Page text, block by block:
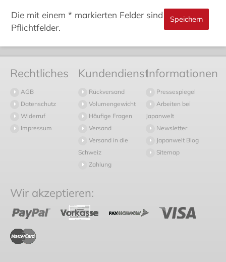
Die mit einem * markierten Felder sind
Pflichtfelder.
Rechtliches
AGB
Datenschutz
Widerruf
Impressum
Kundendienst
Rückversand
Volumengewicht
Häufige Fragen
Versand
Versand in die
Schweiz
Zahlung
Informationen
Pressespiegel
Arbeiten bei
Japanwelt
Newsletter
Japanwelt Blog
Sitemap
Wir akzeptieren: